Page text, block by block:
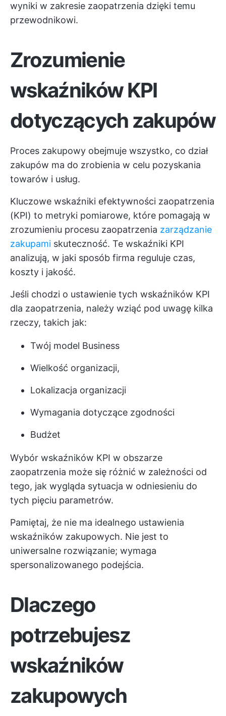
wyniki w zakresie zaopatrzenia dzięki temu
przewodnikowi.
Zrozumienie
wskaźników KPI
dotyczących zakupów
Proces zakupowy obejmuje wszystko, co dział
zakupów ma do zrobienia w celu pozyskania
towarów i usług.
Kluczowe wskaźniki efektywności zaopatrzenia
(KPI) to metryki pomiarowe, które pomagają w
zrozumieniu procesu zaopatrzenia zarządzanie
zakupami skuteczność. Te wskaźniki KPI
analizują, w jaki sposób firma reguluje czas,
koszty i jakość.
Jeśli chodzi o ustawienie tych wskaźników KPI
dla zaopatrzenia, należy wziąć pod uwagę kilka
rzeczy, takich jak:
Twój model Business
Wielkość organizacji,
Lokalizacja organizacji
Wymagania dotyczące zgodności
Budżet
Wybór wskaźników KPI w obszarze
zaopatrzenia może się różnić w zależności od
tego, jak wygląda sytuacja w odniesieniu do
tych pięciu parametrów.
Pamiętaj, że nie ma idealnego ustawienia
wskaźników zakupowych. Nie jest to
uniwersalne rozwiązanie; wymaga
spersonalizowanego podejścia.
Dlaczego
potrzebujesz
wskaźników
zakupowych